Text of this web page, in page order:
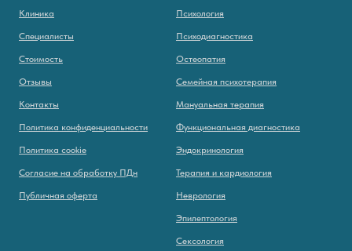
Клиника
Специалисты
Стоимость
Отзывы
Контакты
Политика конфиденциальности
Политика cookie
Согласие на обработку ПДн
Публичная оферта
Психология
Психодиагностика
Остеопатия
Семейная психотерапия
Мануальная терапия
Функциональная диагностика
Эндокринология
Терапия и кардиология
Неврология
Эпилептология
Сексология